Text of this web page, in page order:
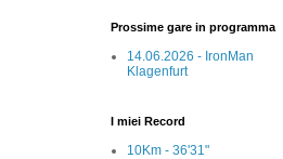
Prossime gare in programma
14.06.2026 - IronMan
Klagenfurt
I miei Record
10Km - 36'31"